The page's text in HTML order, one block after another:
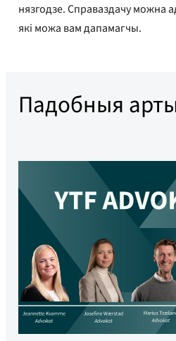
нязгодзе. Справаздачу можна
які можа вам дапамагчы.
Падобныя